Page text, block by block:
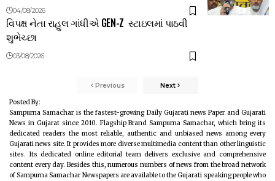
04/08/2026
વિપક્ષ નેતા રાહુલ ગાંધીએ GEN-Z સ્ટાઇલમાં પાઠવી
શુભેચ્છા
03/08/2026
Previous Next
Posted By:
Sampurna Samachar is the fastest-growing Daily Gujarati news Paper and Gujarati
News in Gujarat since 2010. Flagship Brand Sampurna Samachar, which bring its
dedicated readers the most reliable, authentic and unbiased news among every
Gujarati news site. It provides more diverse multimedia content than other linguistic
sites. Its dedicated online editorial team delivers exclusive and comprehensive
content every day. Besides this, numerous numbers of news from the broad network
of Sampurna Samachar Newspapers are available to the Gujarati speaking people who